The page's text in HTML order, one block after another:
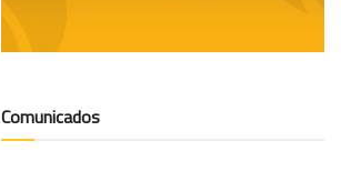
Comunicados